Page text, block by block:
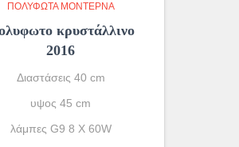
ΠΟΛΎΦΩΤΑ ΜΟΝΤΈΡΝΑ
κρυστάλλινο
2016
Διαστάσεις 40 cm
υψος 45 cm
λάμπες G9 8 X 60W